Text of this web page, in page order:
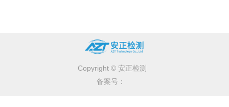
Copyright © 安正检测
备案号：